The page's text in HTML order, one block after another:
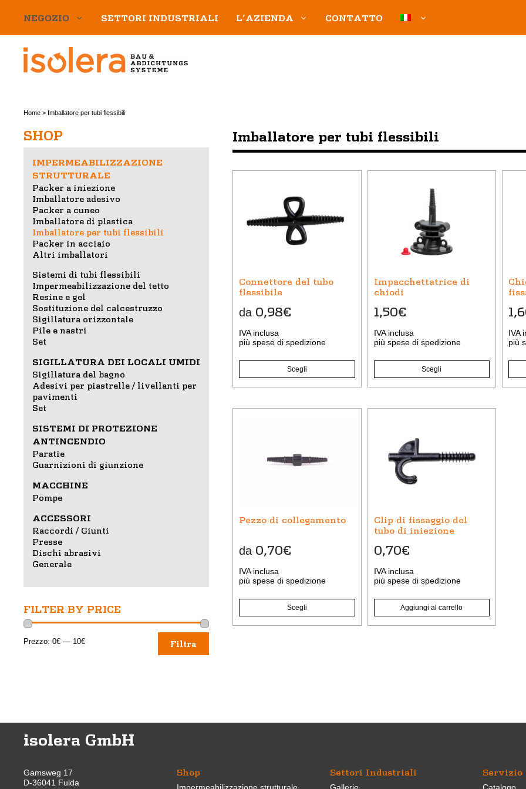
NEGOZIO SETTORI INDUSTRIALI L’AZIENDA CONTATTO
Imballatore per tubi flessibili
Connettore del tubo
flessibile
da 0,98€
IVA inclusa
più spese di spedizione
Scegli
più
essere
nella
del
Impacchettatrice di
chiodi
1,50€
IVA inclusa
più spese di spedizione
Scegli
essere
nella
del
IVA
più
Pezzo di collegamento
da 0,70€
IVA inclusa
più spese di spedizione
Scegli
nella
del
Clip di fissaggio del
tubo di iniezione
0,70€
IVA inclusa
più spese di spedizione
Aggiungi al carrello
Home > Imballatore per tubi flessibili
SHOP
IMPERMEABILIZZAZIONE
STRUTTURALE
Packer a iniezione
Imballatore adesivo
Packer a cuneo
Imballatore di plastica
Imballatore per tubi flessibili
Packer in acciaio
Altri imballatori
Sistemi di tubi flessibili
Impermeabilizzazione del tetto
Resine e gel
Sostituzione del calcestruzzo
Sigillatura orizzontale
Pile e nastri
Set
SIGILLATURA DEI LOCALI UMIDI
Sigillatura del bagno
Adesivi per piastrelle / livellanti per
pavimenti
Set
SISTEMI DI PROTEZIONE
ANTINCENDIO
Paratie
Guarnizioni di giunzione
MACCHINE
Pompe
ACCESSORI
Raccordi / Giunti
Presse
Dischi abrasivi
Generale
FILTER BY PRICE
Prezzo
Prezzo Filtra
Prezzo: 0€ — 10€
isolera GmbH
Gamsweg 17
D-36041 Fulda
Shop Settori Industriali Servizio